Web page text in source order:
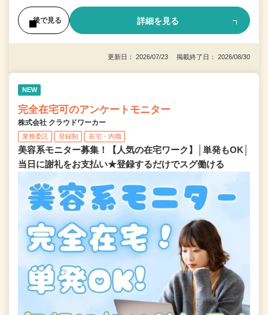
後で見る 詳細を見る
更新日： 2026/07/23 掲載終了日： 2026/08/30
NEW
完全在宅可のアンケートモニター
株式会社 クラウドワーカー
業務委託 登録制 在宅・内職
美容系モニター募集！【人気の在宅ワーク】│単発もOK│
当日に謝礼をお支払い★登録するだけでスグ働ける